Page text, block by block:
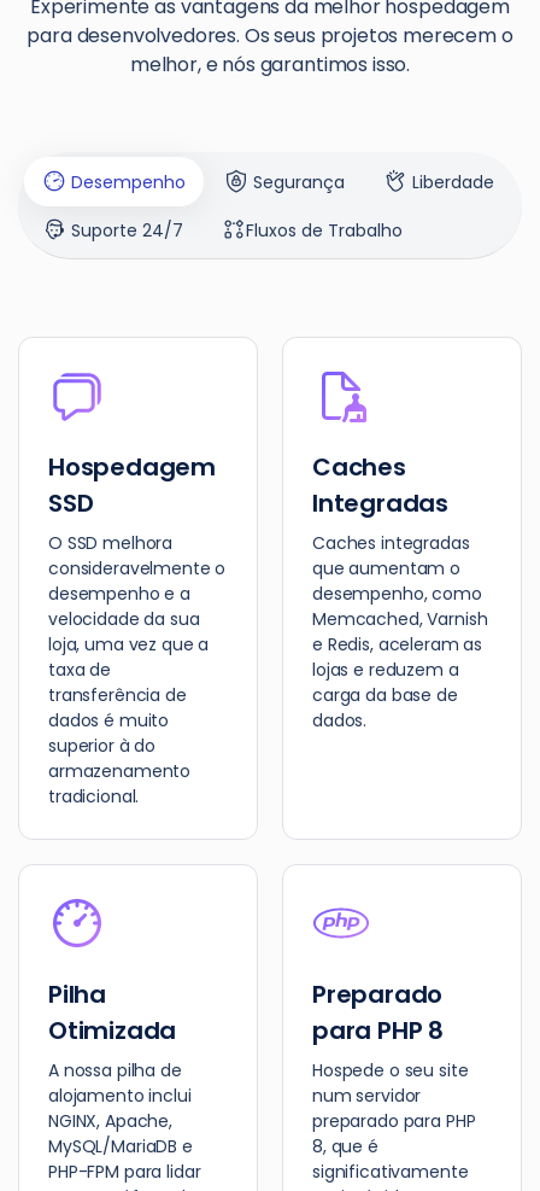
Experimente as vantagens da melhor hospedagem
para desenvolvedores. Os seus projetos merecem o
melhor, e nós garantimos isso.
Desempenho Segurança
Liberdade
Suporte 24/7
Fluxos de Trabalho
Hospedagem
SSD
O SSD melhora
consideravelmente o
desempenho e a
velocidade da sua
loja, uma vez que a
taxa de
transferência de
dados é muito
superior à do
armazenamento
tradicional.
Caches
Integradas
Caches integradas
que aumentam o
desempenho, como
Memcached, Varnish
e Redis, aceleram as
lojas e reduzem a
carga da base de
dados.
Pilha
Otimizada
A nossa pilha de
alojamento inclui
NGINX, Apache,
MySQL/MariaDB e
PHP-FPM para lidar
Preparado
para PHP 8
Hospede o seu site
num servidor
preparado para PHP
8, que é
significativamente